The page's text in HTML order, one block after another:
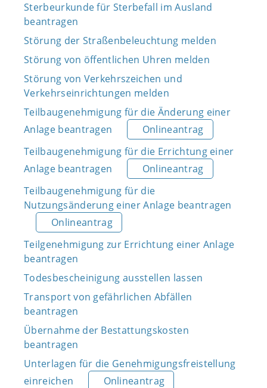
Sterbeurkunde für Sterbefall im Ausland
beantragen
Störung der Straßenbeleuchtung melden
Störung von öffentlichen Uhren melden
Störung von Verkehrszeichen und
Verkehrseinrichtungen melden
Teilbaugenehmigung für die Änderung einer
Anlage beantragen
Onlineantrag
Teilbaugenehmigung für die Errichtung einer
Anlage beantragen
Onlineantrag
Teilbaugenehmigung für die
Nutzungsänderung einer Anlage beantragen
Onlineantrag
Teilgenehmigung zur Errichtung einer Anlage
beantragen
Todesbescheinigung ausstellen lassen
Transport von gefährlichen Abfällen
beantragen
Übernahme der Bestattungskosten
beantragen
Unterlagen für die Genehmigungsfreistellung
einreichen
Onlineantrag